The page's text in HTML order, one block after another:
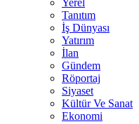
Yerel
Tanıtım
İş Dünyası
Yatırım
İlan
Gündem
Röportaj
Siyaset
Kültür Ve Sanat
Ekonomi